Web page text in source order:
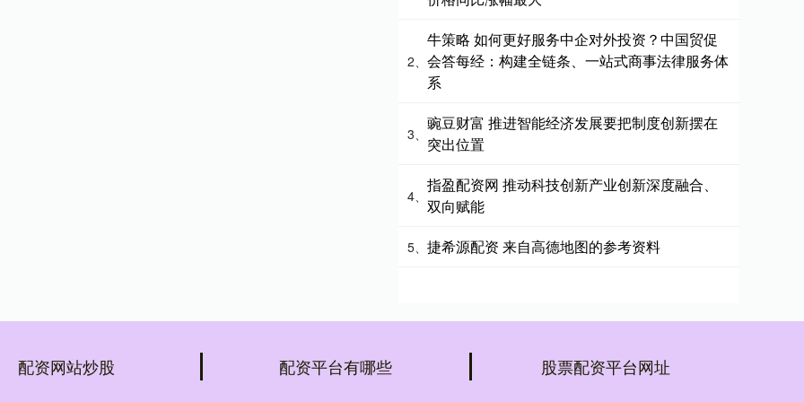
2、
牛策略 如何更好服务中企对外投资？中国贸促
会答每经：构建全链条、一站式商事法律服务体
系
3、
豌豆财富 推进智能经济发展要把制度创新摆在
突出位置
4、
指盈配资网 推动科技创新产业创新深度融合、
双向赋能
5、 捷希源配资 来自高德地图的参考资料
配资网站炒股 配资平台有哪些 股票配资平台网址